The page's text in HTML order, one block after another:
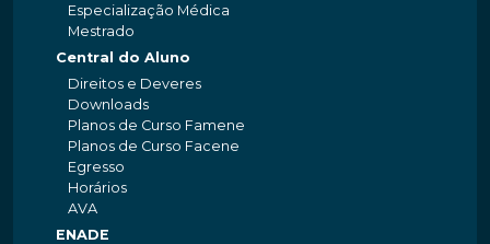
Especialização Médica
Mestrado
Central do Aluno
Direitos e Deveres
Downloads
Planos de Curso Famene
Planos de Curso Facene
Egresso
Horários
AVA
ENADE